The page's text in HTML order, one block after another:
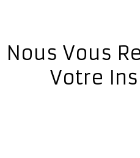
Nous Vous
Votre